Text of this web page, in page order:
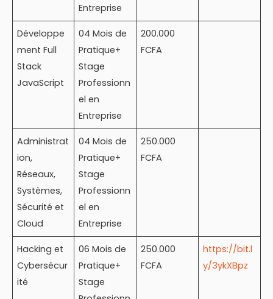
Entreprise
Développe
ment Full
Stack
JavaScript
04 Mois de
Pratique+
Stage
Professionn
el en
Entreprise
200.000
FCFA
Administrat
ion,
Réseaux,
Systèmes,
Sécurité et
Cloud
04 Mois de
Pratique+
Stage
Professionn
el en
Entreprise
250.000
FCFA
Hacking et
Cybersécur
ité
06 Mois de
Pratique+
Stage
250.000
FCFA
https://bit.l
y/3ykXBpz